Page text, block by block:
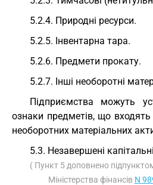
5.2.4. Природні ресурси.
5.2.5. Інвентарна тара.
5.2.6. Предмети прокату.
5.2.7. Інші необоротні
Підприємства можуть
ознаки предметів, що
необоротних матеріальних
5.3. Незавершені капітальні
( Пункт 5 доповнено
Міністерства фінансів N